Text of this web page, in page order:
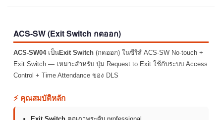
ACS-SW (Exit Switch กดออก)
ACS-SW04เป็นExit Switch (กดออก) ในซีรีส์ ACS-SW No-touch +
Exit Switch — เหมาะสำหรับ ปุ่ม Request to Exit ใช้กับระบบ Access
Control + Time Attendance ของ DLS
⚡ คุณสมบัติหลัก